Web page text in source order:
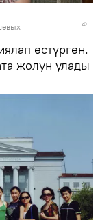
өстүргөн.
жолун улады